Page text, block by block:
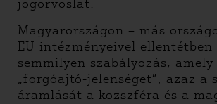
jogorvoslat.
Magyarországon – más
EU intézményeivel ellentétben
semmilyen szabályozás,
„forgóajtó-jelenséget”, azaz a
áramlását a közszféra és a